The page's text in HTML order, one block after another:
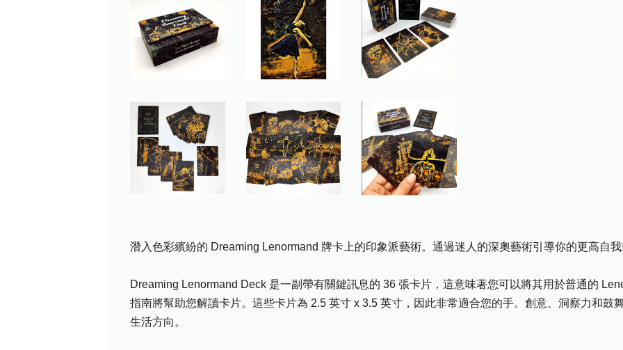
潛入色彩繽紛的 Dreaming Lenormand 牌卡上的印象派藝術。通過迷人的深奧藝術引導你的更高自我
Dreaming Lenormand Deck 是一副帶有關鍵訊息的 36 張卡片，這意味著您可以將其用於普通的
指南將幫助您解讀卡片。這些卡片為 2.5 英寸 x 3.5 英寸，因此非常適合您的手。創意、洞察力和鼓
生活方向。